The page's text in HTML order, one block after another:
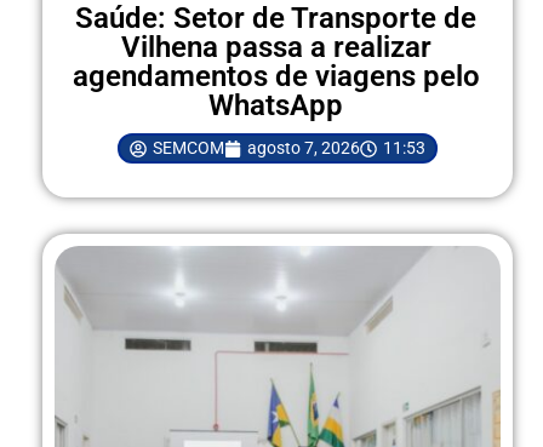
Saúde: Setor de Transporte de
Vilhena passa a realizar
agendamentos de viagens pelo
WhatsApp
SEMCOM agosto 7, 2026 11:53